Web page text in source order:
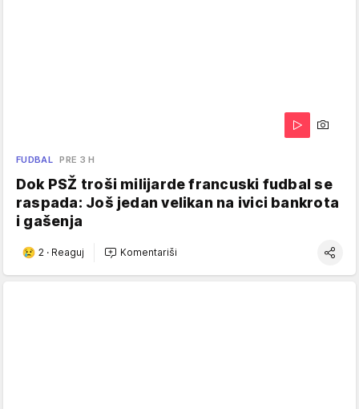
FUDBAL PRE 3 H
Dok PSŽ troši milijarde francuski fudbal se
raspada: Još jedan velikan na ivici bankrota
i gašenja
2 · Reaguj Komentariši